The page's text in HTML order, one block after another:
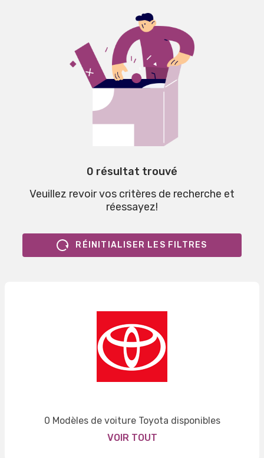
0 résultat trouvé
Veuillez revoir vos critères de recherche et
réessayez!
RÉINITIALISER LES FILTRES
0 Modèles de voiture Toyota disponibles
VOIR TOUT